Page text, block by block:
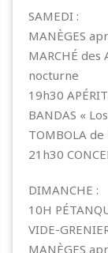
SAMEDI :
MANÈGES
MARCHÉ
nocturne
19h30
BANDAS «
TOMBOLA
21h30
DIMANCHE :
10H
VIDE-
MANÈGES